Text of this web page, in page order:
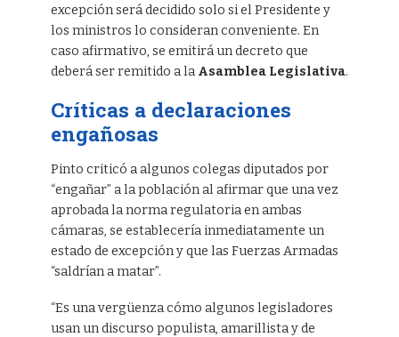
excepción será decidido solo si el Presidente y
los ministros lo consideran conveniente. En
caso afirmativo, se emitirá un decreto que
deberá ser remitido a la Asamblea Legislativa.
Críticas a declaraciones
engañosas
Pinto criticó a algunos colegas diputados por
“engañar” a la población al afirmar que una vez
aprobada la norma regulatoria en ambas
cámaras, se establecería inmediatamente un
estado de excepción y que las Fuerzas Armadas
“saldrían a matar”.
“Es una vergüenza cómo algunos legisladores
usan un discurso populista, amarillista y de